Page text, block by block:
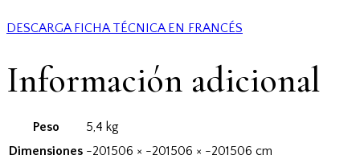
DESCARGA FICHA TÉCNICA EN FRANCÉS
Información adicional
Peso
5,4 kg
Dimensiones -201506 × -201506 × -201506 cm